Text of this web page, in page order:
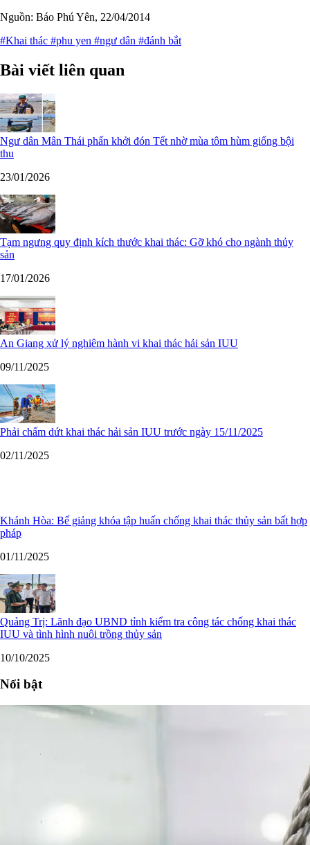
Nguồn: Báo Phú Yên, 22/04/2014
#Khai thác #phu yen #ngư dân #đánh bắt
Bài viết liên quan
Ngư dân Mân Thái phấn khởi đón Tết nhờ mùa tôm hùm giống bội
thu
23/01/2026
Tạm ngưng quy định kích thước khai thác: Gỡ khó cho ngành thủy
sản
17/01/2026
An Giang xử lý nghiêm hành vi khai thác hải sản IUU
09/11/2025
Phải chấm dứt khai thác hải sản IUU trước ngày 15/11/2025
02/11/2025
Khánh Hòa: Bế giảng khóa tập huấn chống khai thác thủy sản bất hợp
pháp
01/11/2025
Quảng Trị: Lãnh đạo UBND tỉnh kiểm tra công tác chống khai thác
IUU và tình hình nuôi trồng thủy sản
10/10/2025
Nổi bật